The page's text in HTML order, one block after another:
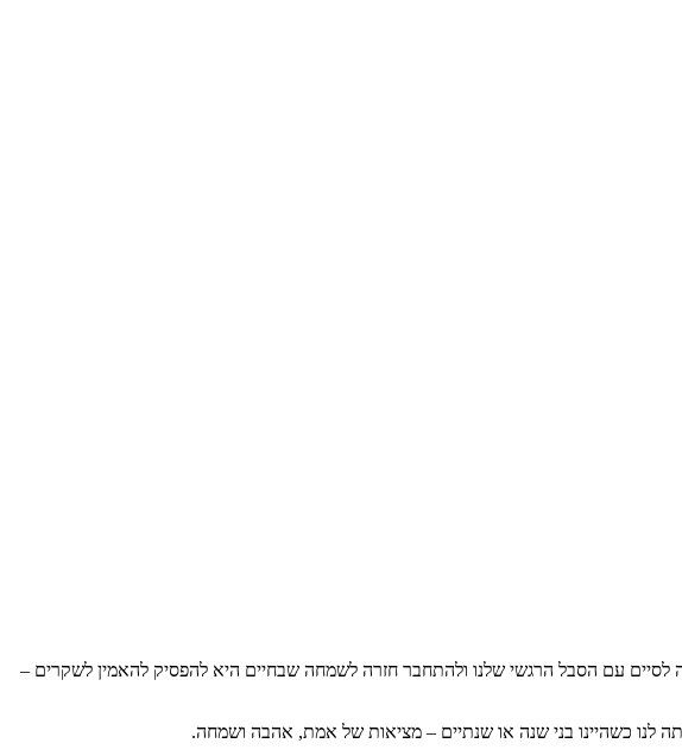
עם הסבל הרגשי שלנו ולהתחבר חזרה לשמחה שבחיים היא להפסיק להאמין לשקרים –
לנו כשהיינו בני שנה או שנתיים – מציאות של אמת, אהבה ושמחה.